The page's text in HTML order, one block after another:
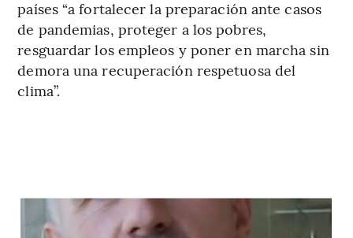
países “a fortalecer la preparación ante casos
de pandemias, proteger a los pobres,
resguardar los empleos y poner en marcha sin
demora una recuperación respetuosa del
clima”.